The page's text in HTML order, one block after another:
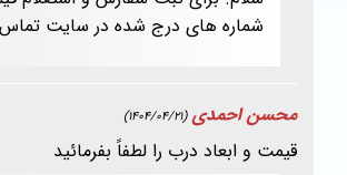
شماره های درج شده در سایت تماس
محسن احمدی(1404/04/21)
قیمت و ابعاد درب را لطفاً بفرمائید